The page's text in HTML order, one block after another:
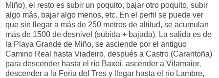
Miño), el resto es subir un poquito, bajar otro poquito, subir
algo más, bajar algo menos, etc. En el perfil se puede ver
que sin llegar a más de 250 metros de altitud, se acumulan
más de 1500 de desnivel (subida + bajada). La salida es de
la Playa Grande de Miño, se asciende por el antiguo
Camino Real hasta Viadeiro, después a Castro (Carantoña)
para descender hasta el río Baxoi, ascender a Vilamaior,
descender a la Feria del Tres y llegar hasta el río Lambre,